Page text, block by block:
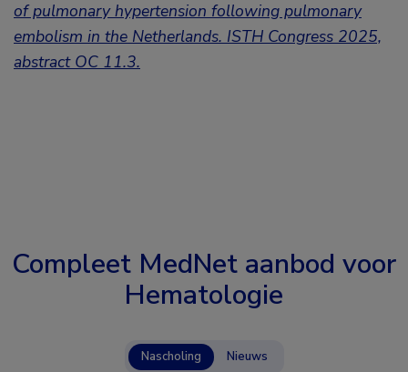
of pulmonary hypertension following pulmonary
embolism in the Netherlands. ISTH Congress 2025,
abstract OC 11.3.
Compleet MedNet aanbod voor
Hematologie
Nascholing Nieuws